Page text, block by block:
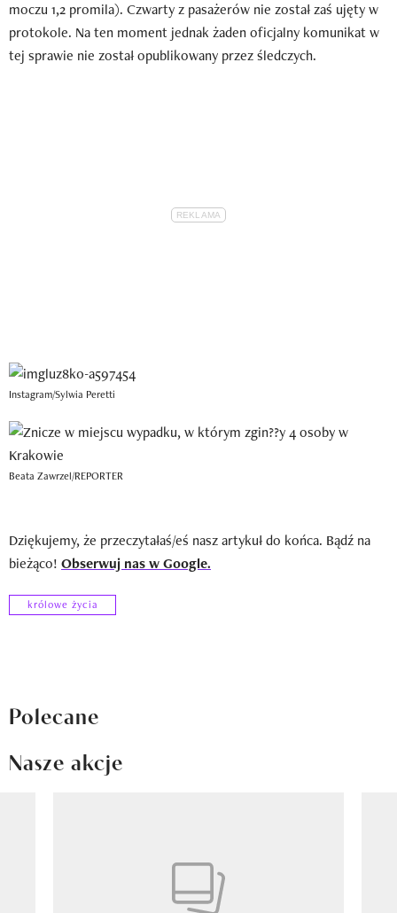
moczu 1,2 promila). Czwarty z pasażerów nie został zaś ujęty w
protokole. Na ten moment jednak żaden oficjalny komunikat w
tej sprawie nie został opublikowany przez śledczych.
Instagram/Sylwia Peretti
Beata Zawrzel/REPORTER
Dziękujemy, że przeczytałaś/eś nasz artykuł do końca. Bądź na
bieżąco! Obserwuj nas w Google.
królowe życia
Polecane
Nasze akcje